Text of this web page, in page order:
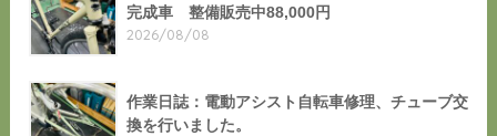
完成車 整備販売中88,000円
2026/08/08
作業日誌：電動アシスト自転車修理、チューブ交
換を行いました。